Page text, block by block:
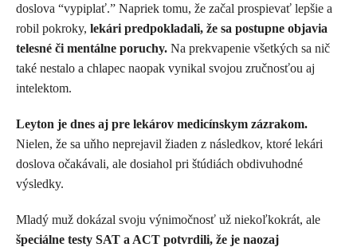
doslova “vypiplať.” Napriek tomu, že začal prospievať lepšie a
robil pokroky, lekári predpokladali, že sa postupne objavia
telesné či mentálne poruchy. Na prekvapenie všetkých sa nič
také nestalo a chlapec naopak vynikal svojou zručnosťou aj
intelektom.
Leyton je dnes aj pre lekárov medicínskym zázrakom.
Nielen, že sa uňho neprejavil žiaden z následkov, ktoré lekári
doslova očakávali, ale dosiahol pri štúdiách obdivuhodné
výsledky.
Mladý muž dokázal svoju výnimočnosť už niekoľkokrát, ale
špeciálne testy SAT a ACT potvrdili, že je naozaj